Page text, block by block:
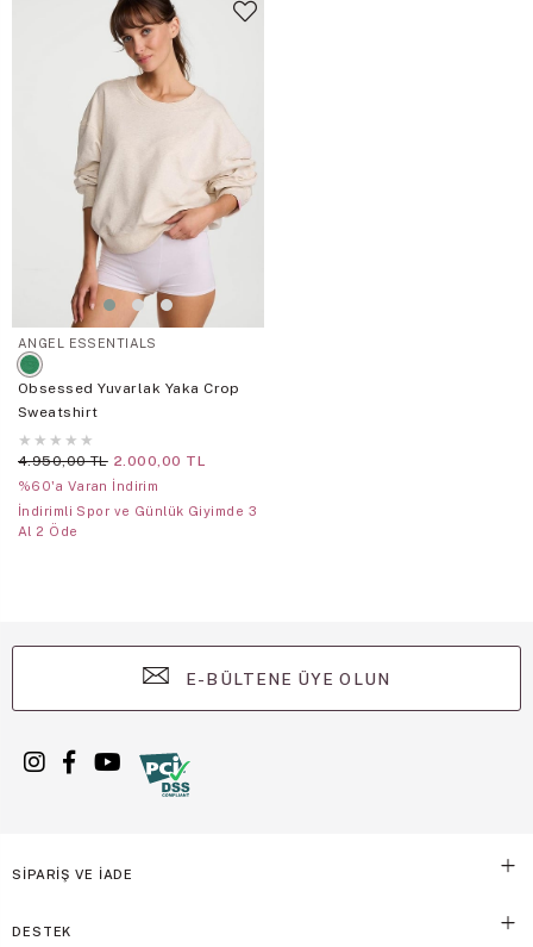
ANGEL ESSENTIALS
Obsessed Yuvarlak Yaka Crop
Sweatshirt
★ ★ ★ ★ ★
4.950,00 TL 2.000,00 TL
%60'a Varan İndirim
İndirimli Spor ve Günlük Giyimde 3
Al 2 Öde
E-BÜLTENE ÜYE OLUN
SİPARİŞ VE İADE
DESTEK